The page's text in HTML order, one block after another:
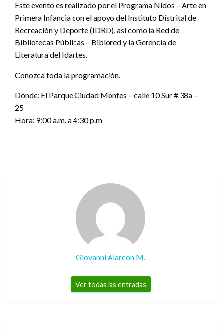
Este evento es realizado por el Programa Nidos – Arte en
Primera Infancia con el apoyo del Instituto Distrital de
Recreación y Deporte (IDRD), así como la Red de
Bibliotecas Públicas – Biblored y la Gerencia de
Literatura del Idartes.
Conozca toda la programación.
Dónde: El Parque Ciudad Montes – calle 10 Sur # 38a –
25
Hora: 9:00 a.m. a 4:30 p.m
Giovanni Alarcón M.
Ver todas las entradas